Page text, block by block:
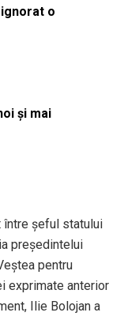
o
și mai
între șeful statului
președintelui
pentru
exprimate anterior
Ilie Bolojan a